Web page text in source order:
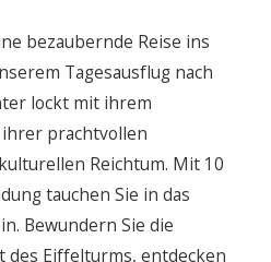
bezaubernde Reise ins
Tagesausflug nach
lockt mit ihrem
prachtvollen
Reichtum. Mit 10
tauchen Sie in das
Bewundern Sie die
des Eiffelturms, entdecken